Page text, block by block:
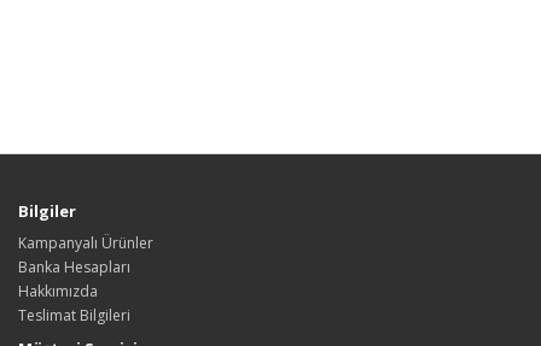
Bilgiler
Kampanyalı Ürünler
Banka Hesapları
Hakkımızda
Teslimat Bilgileri